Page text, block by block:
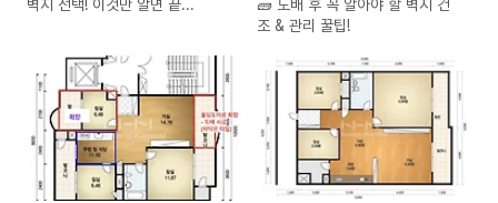
벽지 선택! 이것만 알면 끝...
🧱 도배 후 꼭 알아야 할 벽지 건
조 & 관리 꿀팁!